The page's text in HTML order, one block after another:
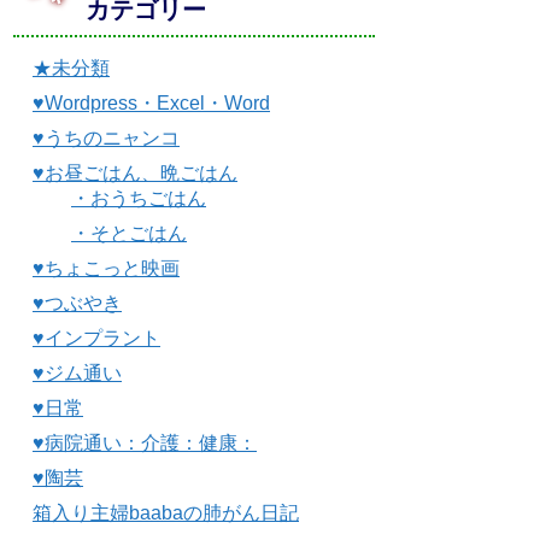
カテゴリー
★未分類
♥Wordpress・Excel・Word
♥うちのニャンコ
♥お昼ごはん、晩ごはん
・おうちごはん
・そとごはん
♥ちょこっと映画
♥つぶやき
♥インプラント
♥ジム通い
♥日常
♥病院通い：介護：健康：
♥陶芸
箱入り主婦baabaの肺がん日記